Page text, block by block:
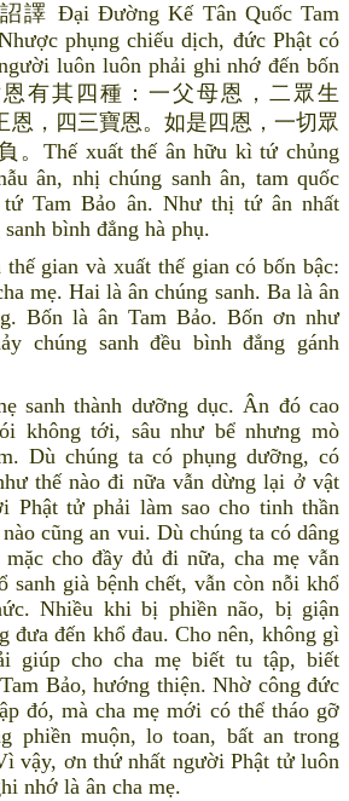
譯 Đại Đường Kế Tân Quốc Tam
phụng chiếu dịch, đức Phật có
luôn luôn phải ghi nhớ đến bốn
有其四種：一父母恩，二眾生
恩，四三寶恩。如是四恩，一切眾
。Thế xuất thế ân hữu kì tứ chủng
ân, nhị chúng sanh ân, tam quốc
Tam Bảo ân. Như thị tứ ân nhất
bình đẳng hà phụ.
gian và xuất thế gian có bốn bậc:
mẹ. Hai là ân chúng sanh. Ba là ân
Bốn là ân Tam Bảo. Bốn ơn như
chúng sanh đều bình đẳng gánh
thành dưỡng dục. Ân đó cao
không tới, sâu như bể nhưng mò
Dù chúng ta có phụng dưỡng, có
thế nào đi nữa vẫn dừng lại ở vật
Phật tử phải làm sao cho tinh thần
cũng an vui. Dù chúng ta có dâng
mặc cho đầy đủ đi nữa, cha mẹ vẫn
sanh già bệnh chết, vẫn còn nỗi khổ
Nhiều khi bị phiền não, bị giận
đưa đến khổ đau. Cho nên, không gì
giúp cho cha mẹ biết tu tập, biết
Bảo, hướng thiện. Nhờ công đức
đó, mà cha mẹ mới có thể tháo gỡ
phiền muộn, lo toan, bất an trong
vậy, ơn thứ nhất người Phật tử luôn
nhớ là ân cha mẹ.